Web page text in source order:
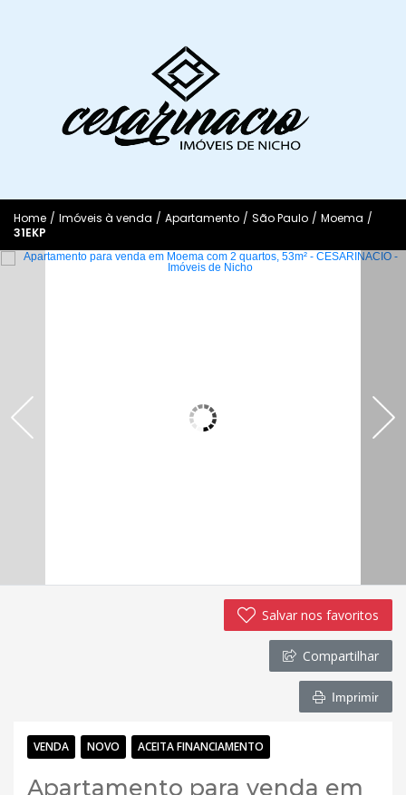
Home / Imóveis à venda / Apartamento / São Paulo / Moema /
31EKP
Salvar nos favoritos
Compartilhar
Imprimir
VENDA NOVO ACEITA FINANCIAMENTO
Apartamento para venda em